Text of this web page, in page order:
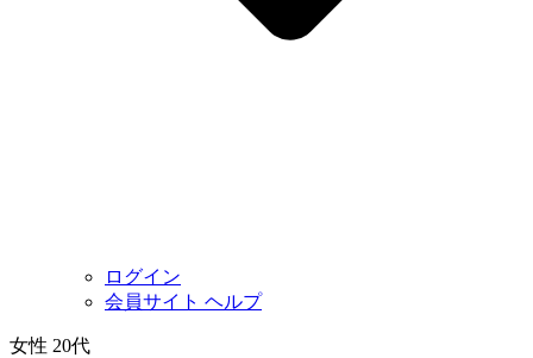
ログイン
会員サイト ヘルプ
女性 20代